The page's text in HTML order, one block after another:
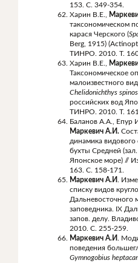
153. С. 349-354.
Харин В.Е.,
таксономическом
карася Черского (
Berg, 1915)
ТИНРО. 2010. Т.
Харин В.Е.,
Таксономическое
малоизвестного
Chelidonichthys
российских вод
ТИНРО. 2010. Т.
Баланов А.А., Епур
Маркевич А.И.
динамика
бухты Средней
Японское море) //
163. С. 158-171.
Маркевич А.И.
списку видов
Дальневосточного
заповедника. IX
запов. делу.
2010. С. 255-259.
Маркевич А.И.
поведения
Gymnogobius